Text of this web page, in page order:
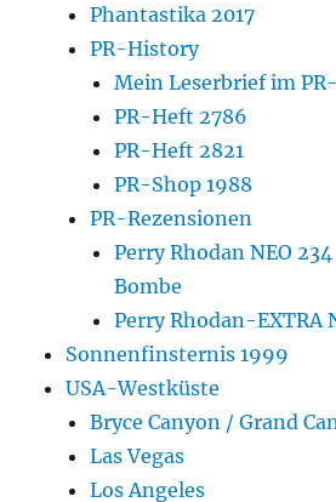
Phantastika 2017
PR-History
Mein Leserbrief im
PR-Heft 2786
PR-Heft 2821
PR-Shop 1988
PR-Rezensionen
Perry Rhodan NEO
Bombe
Perry Rhodan-EXTRA
Sonnenfinsternis 1999
USA-Westküste
Bryce Canyon / Grand
Las Vegas
Los Angeles